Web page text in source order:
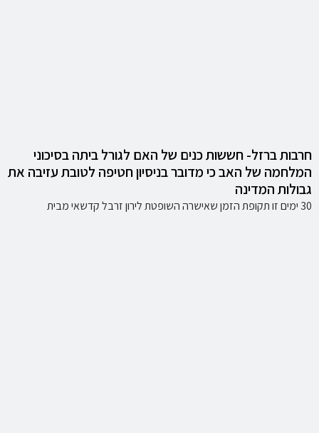
חרבות ברזל- חששות כנים של האם לגורל ביתה בסיכוני
המלחמה של האב כי מדובר בניסיון חטיפה לטובת עזיבה את
גבולות המדינה
30 ימים זו תקופת הזמן שאישרה השופטת לירון זרבל קדשאי מבית